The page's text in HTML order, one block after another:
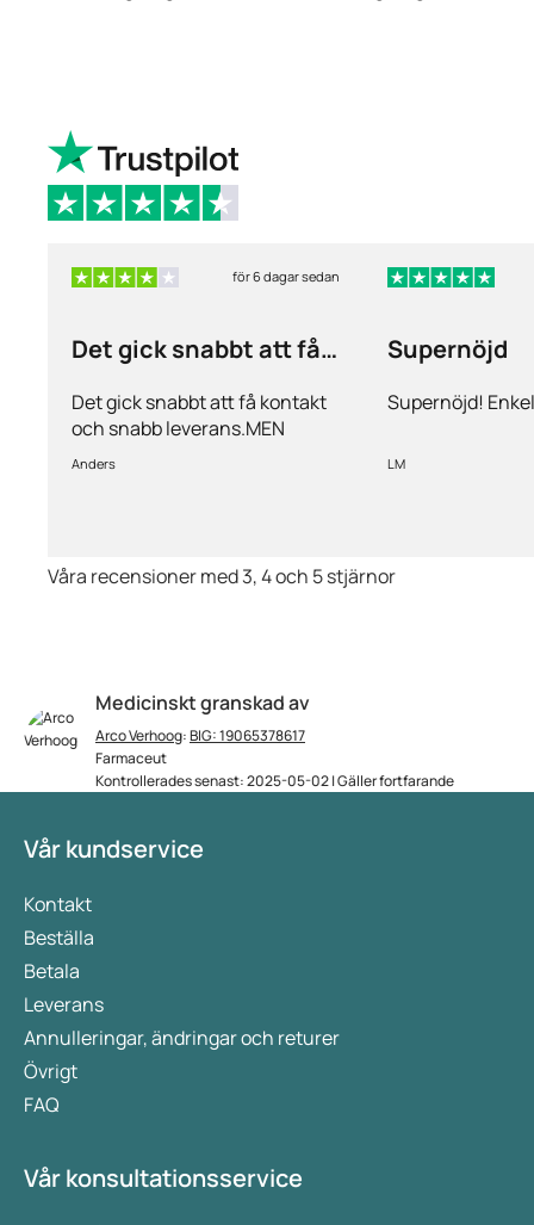
Medicinskt granskad av
Arco Verhoog:BIG: 19065378617
Farmaceut
Kontrollerades senast: 2025-05-02 | Gäller fortfarande
för 6 dagar sedan
Det gick snabbt att få
Det gick snabbt att få kontakt
och snabb leverans.MEN
priserna är alldeles för höga på
Anders
Supernöjd
Supernöjd!
LM
Våra recensioner med 3, 4 och 5 stjärnor
Vår kundservice
Kontakt
Beställa
Betala
Leverans
Annulleringar, ändringar och returer
Övrigt
FAQ
Vår konsultationsservice